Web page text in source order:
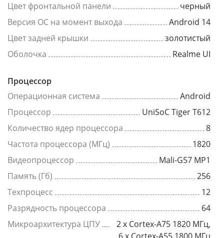
Цвет фронтальной панели
черный
Версия ОС на момент выхода
Android 14
Цвет задней крышки
золотистый
Оболочка
Realme UI
Процессор
Операционная система
Android
Процессор
UniSoC Tiger T612
Количество ядер процессора
8
Частота процессора (МГц)
1820
Видеопроцессор
Mali-G57 MP1
Память (Гб)
256
Техпроцесс
12
Разрядность процессора
64
Микроархитектура ЦПУ
2 x Cortex-A75 1820 МГц,